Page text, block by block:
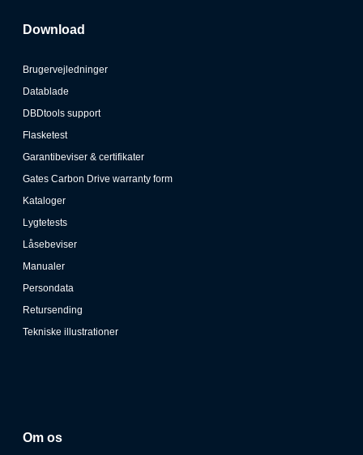
Download
Brugervejledninger
Datablade
DBDtools support
Flasketest
Garantibeviser & certifikater
Gates Carbon Drive warranty form
Kataloger
Lygtetests
Låsebeviser
Manualer
Persondata
Retursending
Tekniske illustrationer
Om os